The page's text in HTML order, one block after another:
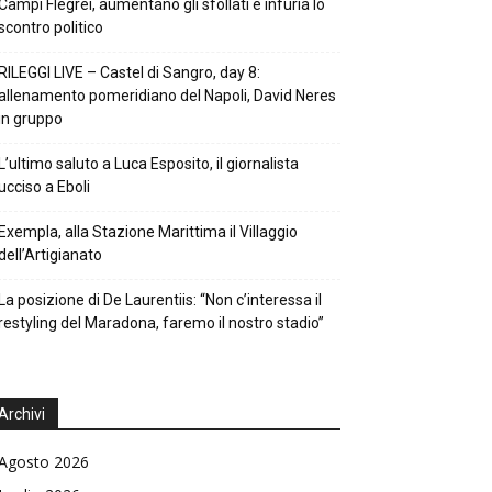
Flegrei, aumentano gli sfollati e infuria lo
politico
LIVE – Castel di Sangro, day 8:
pomeridiano del Napoli, David Neres
gruppo
saluto a Luca Esposito, il giornalista
a Eboli
alla Stazione Marittima il Villaggio
posizione di De Laurentiis: “Non c’interessa il
del Maradona, faremo il nostro stadio”
2026